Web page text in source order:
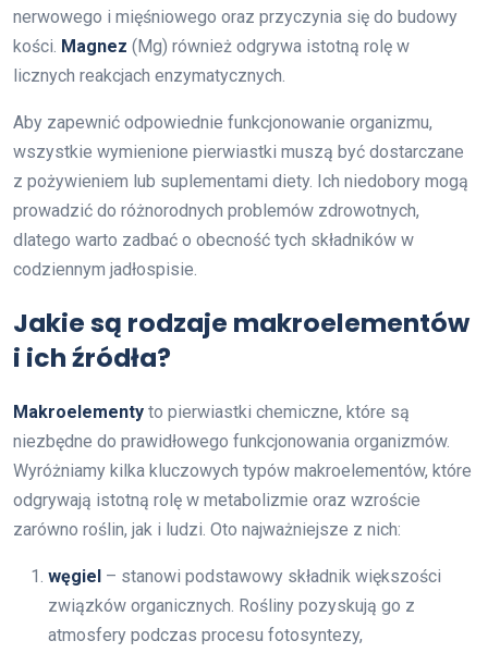
nerwowego i mięśniowego oraz przyczynia się do budowy
kości. Magnez (Mg) również odgrywa istotną rolę w
licznych reakcjach enzymatycznych.
Aby zapewnić odpowiednie funkcjonowanie organizmu,
wszystkie wymienione pierwiastki muszą być dostarczane
z pożywieniem lub suplementami diety. Ich niedobory mogą
prowadzić do różnorodnych problemów zdrowotnych,
dlatego warto zadbać o obecność tych składników w
codziennym jadłospisie.
Jakie są rodzaje makroelementów
i ich źródła?
Makroelementy to pierwiastki chemiczne, które są
niezbędne do prawidłowego funkcjonowania organizmów.
Wyróżniamy kilka kluczowych typów makroelementów, które
odgrywają istotną rolę w metabolizmie oraz wzroście
zarówno roślin, jak i ludzi. Oto najważniejsze z nich:
węgiel – stanowi podstawowy składnik większości
związków organicznych. Rośliny pozyskują go z
atmosfery podczas procesu fotosyntezy,